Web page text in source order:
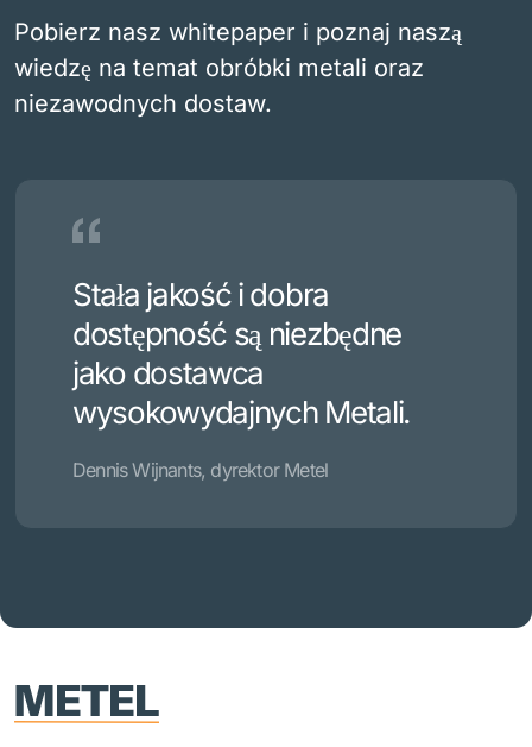
Pobierz nasz whitepaper i poznaj naszą
wiedzę na temat obróbki metali oraz
niezawodnych dostaw.
Stała jakość i dobra
dostępność są niezbędne
jako dostawca
wysokowydajnych Metali.
Dennis Wijnants, dyrektor Metel